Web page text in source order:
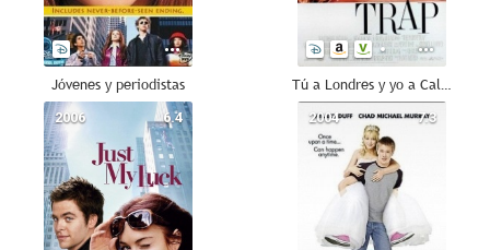
Jóvenes y periodistas Tú a Londres y yo a California
6.4
2006 7.3
2004